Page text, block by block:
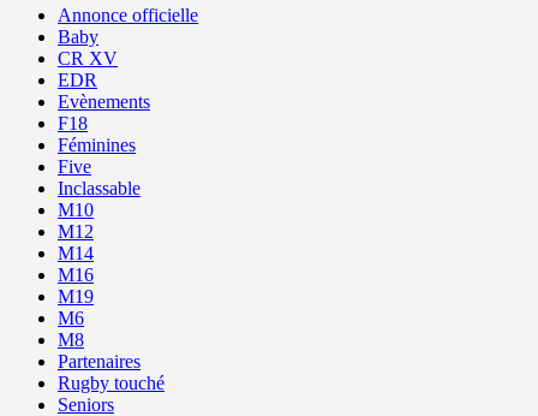
Annonce officielle
Baby
CR XV
EDR
Evènements
F18
Féminines
Five
Inclassable
M10
M12
M14
M16
M19
M6
M8
Partenaires
Rugby touché
Seniors